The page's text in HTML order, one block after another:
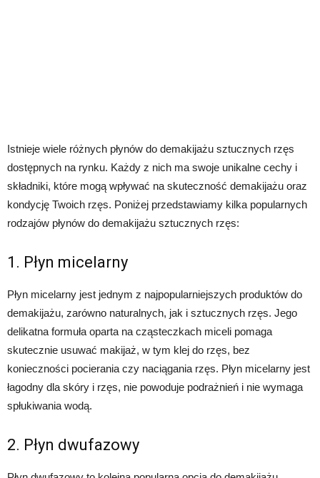
Istnieje wiele różnych płynów do demakijażu sztucznych rzęs
dostępnych na rynku. Każdy z nich ma swoje unikalne cechy i
składniki, które mogą wpływać na skuteczność demakijażu oraz
kondycję Twoich rzęs. Poniżej przedstawiamy kilka popularnych
rodzajów płynów do demakijażu sztucznych rzęs:
1. Płyn micelarny
Płyn micelarny jest jednym z najpopularniejszych produktów do
demakijażu, zarówno naturalnych, jak i sztucznych rzęs. Jego
delikatna formuła oparta na cząsteczkach miceli pomaga
skutecznie usuwać makijaż, w tym klej do rzęs, bez
konieczności pocierania czy naciągania rzęs. Płyn micelarny jest
łagodny dla skóry i rzęs, nie powoduje podrażnień i nie wymaga
spłukiwania wodą.
2. Płyn dwufazowy